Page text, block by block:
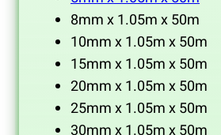
8mm x 1.05m x 50m
10mm x 1.05m x 50m
15mm x 1.05m x 50m
20mm x 1.05m x 50m
25mm x 1.05m x 50m
30mm x 1.05m x 50m